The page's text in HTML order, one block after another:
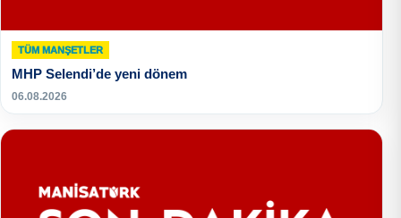
TÜM MANŞETLER
MHP Selendi’de yeni dönem
06.08.2026